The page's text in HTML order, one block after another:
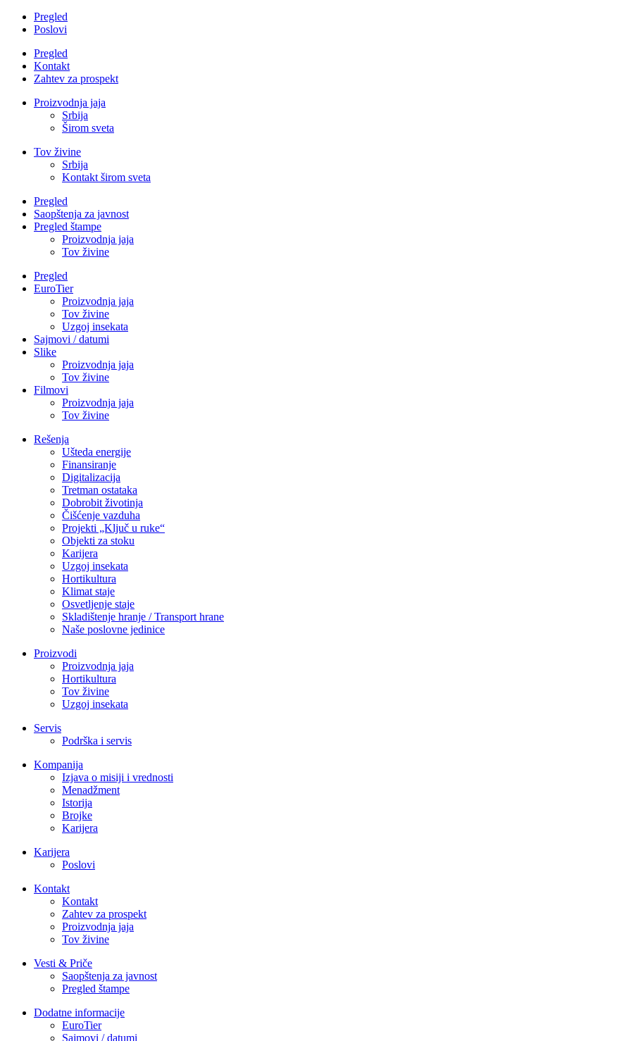
Pregled
Poslovi
Pregled
Kontakt
Zahtev za prospekt
Proizvodnja jaja
Srbija
Širom sveta
Tov živine
Srbija
Kontakt širom sveta
Pregled
Saopštenja za javnost
Pregled štampe
Proizvodnja jaja
Tov živine
Pregled
EuroTier
Proizvodnja jaja
Tov živine
Uzgoj insekata
Sajmovi / datumi
Slike
Proizvodnja jaja
Tov živine
Filmovi
Proizvodnja jaja
Tov živine
Rešenja
Ušteda energije
Finansiranje
Digitalizacija
Tretman ostataka
Dobrobit životinja
Čišćenje vazduha
Projekti „Ključ u ruke“
Objekti za stoku
Karijera
Uzgoj insekata
Hortikultura
Klimat staje
Osvetljenje staje
Skladištenje hranje / Transport hrane
Naše poslovne jedinice
Proizvodi
Proizvodnja jaja
Hortikultura
Tov živine
Uzgoj insekata
Servis
Podrška i servis
Kompanija
Izjava o misiji i vrednosti
Menadžment
Istorija
Brojke
Karijera
Karijera
Poslovi
Kontakt
Kontakt
Zahtev za prospekt
Proizvodnja jaja
Tov živine
Vesti & Priče
Saopštenja za javnost
Pregled štampe
Dodatne informacije
EuroTier
Sajmovi / datumi